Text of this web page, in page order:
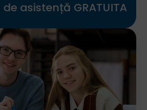
asistență GRATUITA